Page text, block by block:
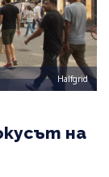
Halfgrid
на